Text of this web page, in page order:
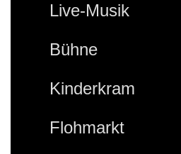
Live-Musik
Bühne
Kinderkram
Flohmarkt